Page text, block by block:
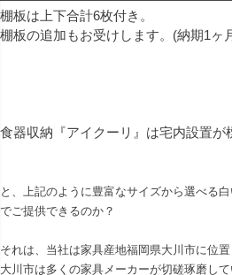
棚板は上下合計6枚付き。
棚板の追加もお受けします。(納期1ヶ
食器収納『アイクーリ』は宅内設置が
と、上記のように豊富なサイズから選べる
でご提供できるのか？
それは、当社は家具産地福岡県大川市に位置
大川市は多くの家具メーカーが切磋琢磨して